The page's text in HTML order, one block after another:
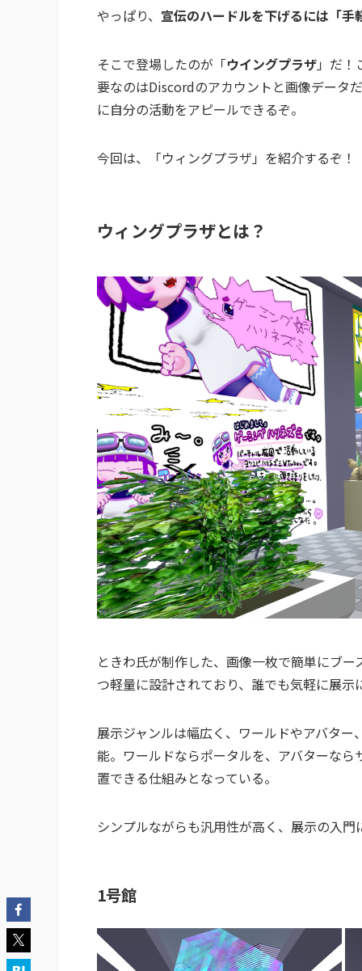
やっぱり、 宣伝のハードルを下げるには「手
そこで登場したのが「ウイングプラザ」だ！
要なのはDiscordのアカウントと画像データ
に自分の活動をアピールできるぞ。
今回は、「ウィングプラザ」を紹介するぞ！
ウィングプラザとは？
ときわ氏が制作した、画像一枚で簡単にブ
つ軽量に設計されており、誰でも気軽に展
展示ジャンルは幅広く、ワールドやアバタ
能。ワールドならポータルを、アバターな
置できる仕組みとなっている。
シンプルながらも汎用性が高く、展示の入
1号館